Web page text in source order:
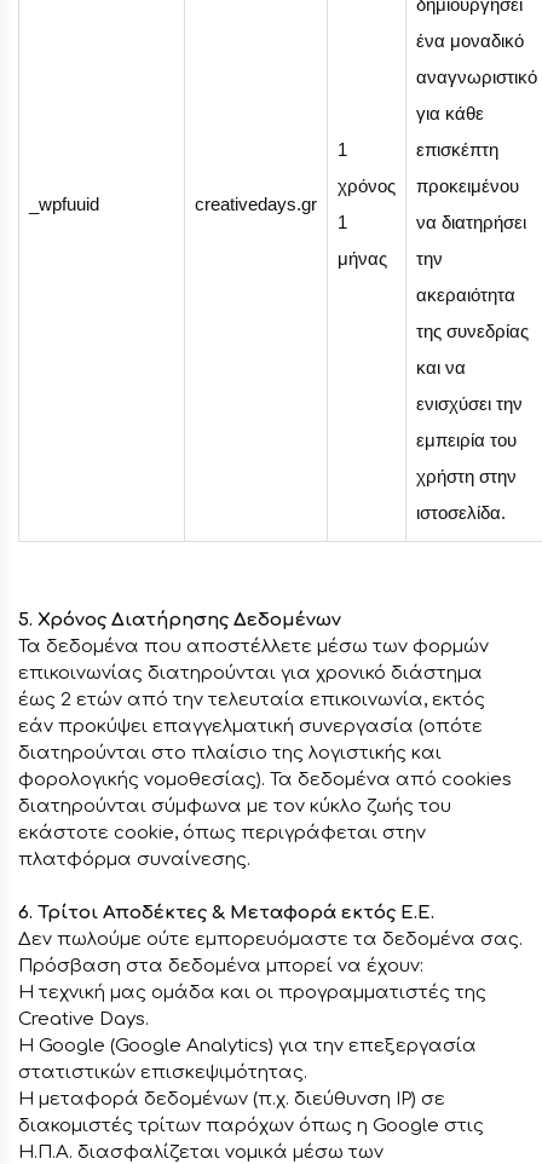
_wpfuuid creativedays.gr
1
χρόνος
1
μήνας
δημιουργήσει
ένα μοναδικό
αναγνωριστικό
για κάθε
επισκέπτη
προκειμένου
να διατηρήσει
την
ακεραιότητα
της συνεδρίας
και να
ενισχύσει την
εμπειρία του
χρήστη στην
ιστοσελίδα.
5. Χρόνος Διατήρησης Δεδομένων
Τα δεδομένα που αποστέλλετε μέσω των φορμών
επικοινωνίας διατηρούνται για χρονικό διάστημα
έως 2 ετών από την τελευταία επικοινωνία, εκτός
εάν προκύψει επαγγελματική συνεργασία (οπότε
διατηρούνται στο πλαίσιο της λογιστικής και
φορολογικής νομοθεσίας). Τα δεδομένα από cookies
διατηρούνται σύμφωνα με τον κύκλο ζωής του
εκάστοτε cookie, όπως περιγράφεται στην
πλατφόρμα συναίνεσης.
6. Τρίτοι Αποδέκτες & Μεταφορά εκτός Ε.Ε.
Δεν πωλούμε ούτε εμπορευόμαστε τα δεδομένα σας.
Πρόσβαση στα δεδομένα μπορεί να έχουν:
Η τεχνική μας ομάδα και οι προγραμματιστές της
Creative Days.
Η Google (Google Analytics) για την επεξεργασία
στατιστικών επισκεψιμότητας.
Η μεταφορά δεδομένων (π.χ. διεύθυνση IP) σε
διακομιστές τρίτων παρόχων όπως η Google στις
Η.Π.Α. διασφαλίζεται νομικά μέσω των